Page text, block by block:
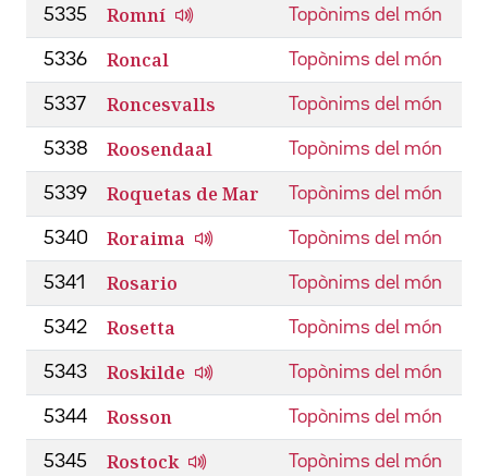
5335 Romní Topònims del món
5336 Roncal Topònims del món
5337 Roncesvalls Topònims del món
5338 Roosendaal Topònims del món
5339 Roquetas de Mar Topònims del món
5340 Roraima Topònims del món
5341 Rosario Topònims del món
5342 Rosetta Topònims del món
5343 Roskilde Topònims del món
5344 Rosson Topònims del món
5345 Rostock Topònims del món